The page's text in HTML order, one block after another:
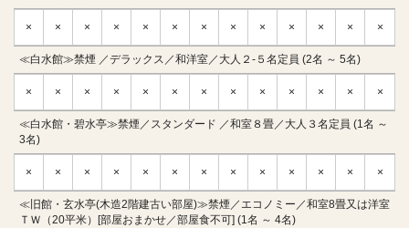
× × × × × × × × × × × × ×
≪白水館≫禁煙 ／デラックス／和洋室／大人２-５名定員 (2名 ～ 5名)
× × × × × × × × × × × × ×
≪白水館・碧水亭≫禁煙／スタンダード ／和室８畳／大人３名定員 (1名 ～
3名)
× × × × × × × × × × × × ×
≪旧館・玄水亭(木造2階建古い部屋)≫禁煙／エコノミー／和室8畳又は洋室
ＴＷ（20平米）[部屋おまかせ／部屋食不可] (1名 ～ 4名)